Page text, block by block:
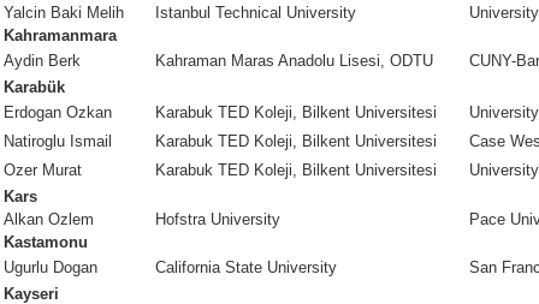
Yalcin Baki Melih
Istanbul Technical University
Kahramanmara
Aydin Berk
Kahraman Maras Anadolu Lisesi, ODTU
CUNY-
Karabük
Erdogan Ozkan
Karabuk TED Koleji, Bilkent Universitesi
Natiroglu Ismail
Karabuk TED Koleji, Bilkent Universitesi
Case
Ozer Murat
Karabuk TED Koleji, Bilkent Universitesi
Kars
Alkan Ozlem
Hofstra University
Pace
Kastamonu
Ugurlu Dogan
California State University
San
Kayseri